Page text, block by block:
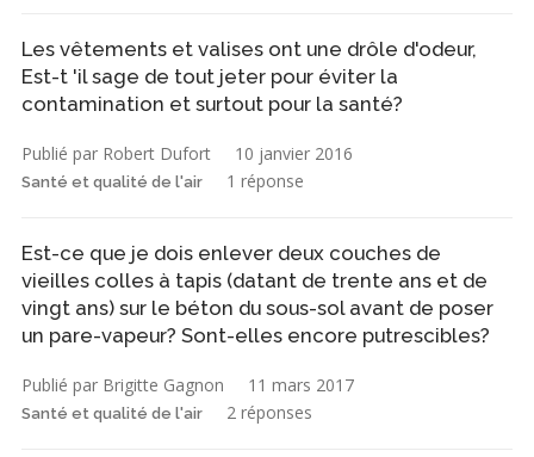
Les vêtements et valises ont une drôle d'odeur,
Est-t 'il sage de tout jeter pour éviter la
contamination et surtout pour la santé?
Publié par Robert Dufort 10 janvier 2016
Santé et qualité de l'air 1 réponse
Est-ce que je dois enlever deux couches de
vieilles colles à tapis (datant de trente ans et de
vingt ans) sur le béton du sous-sol avant de poser
un pare-vapeur? Sont-elles encore putrescibles?
Publié par Brigitte Gagnon 11 mars 2017
Santé et qualité de l'air 2 réponses